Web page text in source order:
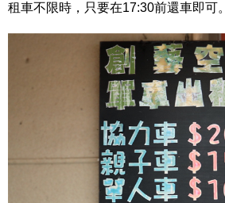
租車不限時，只要在17:30前還車即可。